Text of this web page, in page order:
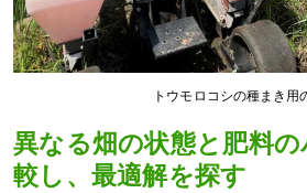
トウモロコシの種まき用
異なる畑の状態と肥料
較し、最適解を探す